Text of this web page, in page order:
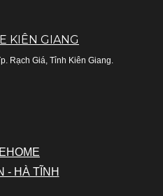
KIÊN GIANG
Rạch Giá, Tỉnh Kiên Giang.
- HÀ TĨNH